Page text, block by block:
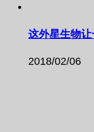
这外星生物
2018/02/06